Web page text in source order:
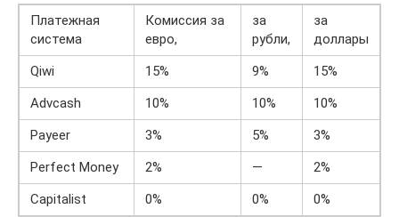
Платежная
система
Комиссия за
евро,
за
рубли,
за
доллары
Qiwi
15% 9%
15%
Advcash
10% 10%
10%
Payeer
3% 5%
3%
Perfect Money
2% —
2%
Capitalist
0% 0% 0%